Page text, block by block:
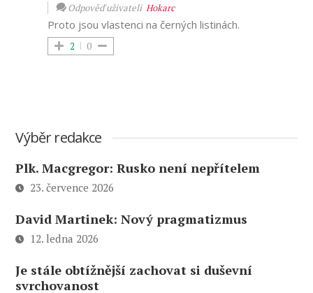
Odpověď uživateliHokarc
Proto jsou vlastenci na černých listinách.
2 0
Výběr redakce
Plk. Macgregor: Rusko není nepřítelem
23. července 2026
David Martinek: Nový pragmatizmus
12. ledna 2026
Je stále obtížnější zachovat si duševní
svrchovanost